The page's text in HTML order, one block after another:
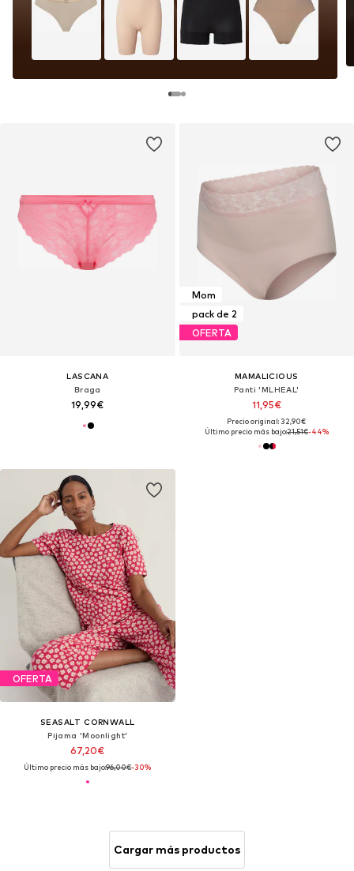
LASCANA
Braga
19,99€
Mom
pack de 2
OFERTA
MAMALICIOUS
Panti 'MLHEAL'
11,95€
Precio original: 32,90€
Último precio más bajo:21,51€-44%
OFERTA
SEASALT CORNWALL
Pijama 'Moonlight'
67,20€
Último precio más bajo:96,00€-30%
Cargar más productos